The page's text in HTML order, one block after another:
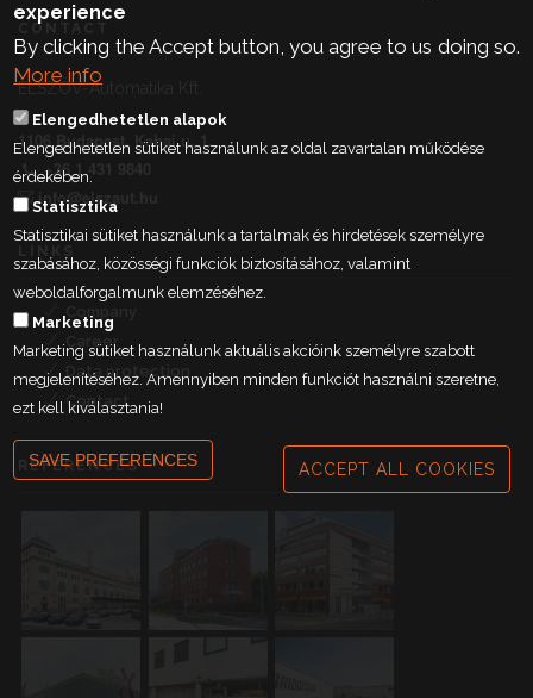
CONTACT
ELSZÖV-Automatika Kft.
1106 Budapest, Kabai u. 1.
+36 1 431 9840
info@elszaut.hu
Career
Data protection
Contact
REFERENCES
experience
By clicking the Accept button, you agree to us doing so.
More info
Elengedhetetlen alapok
Elengedhetetlen sütiket használunk az oldal zavartalan működése
érdekében.
Statisztika
Statisztikai sütiket használunk a tartalmak és hirdetések személyre
szabásához, közösségi funkciók biztosításához, valamint
weboldalforgalmunk elemzéséhez.
Marketing
Marketing sütiket használunk aktuális akcióink személyre szabott
megjelenítéséhez. Amennyiben minden funkciót használni szeretne,
ezt kell kiválasztania!
SAVE PREFERENCES ACCEPT ALL COOKIES